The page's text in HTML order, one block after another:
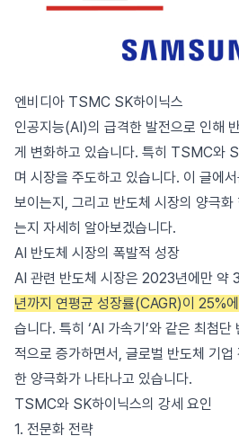
엔비디아 TSMC SK하이닉스
인공지능(AI)의 급격한 발전으로 인해
게 변화하고 있습니다. 특히 TSMC와
며 시장을 주도하고 있습니다. 이 글에
보이는지, 그리고 반도체 시장의 양극
는지 자세히 알아보겠습니다.
AI 반도체 시장의 폭발적 성장
AI 관련 반도체 시장은 2023년에만 약
년까지 연평균 성장률(CAGR)이 25%
습니다. 특히 ‘AI 가속기’와 같은 최첨
적으로 증가하면서, 글로벌 반도체 기업
한 양극화가 나타나고 있습니다.
TSMC와 SK하이닉스의 강세 요인
1. 전문화 전략